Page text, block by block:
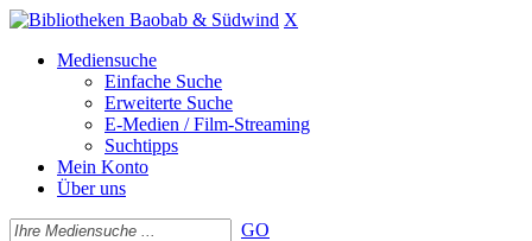
X
Mediensuche
Einfache Suche
Erweiterte Suche
E-Medien / Film-Streaming
Suchtipps
Mein Konto
Über uns
GO